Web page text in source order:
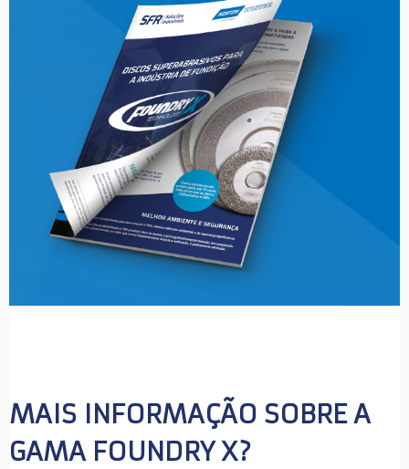
MAIS INFORMAÇÃO SOBRE A
GAMA FOUNDRY X?